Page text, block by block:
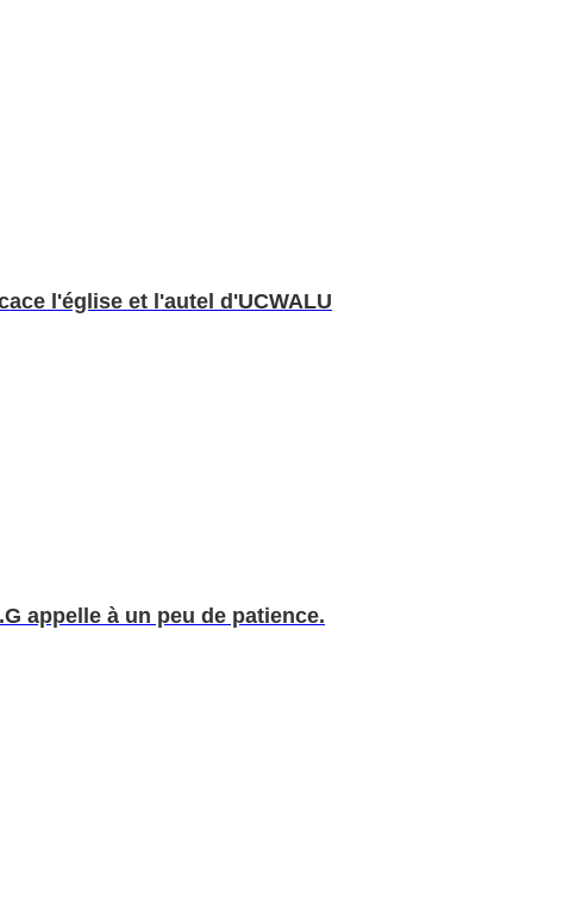
l'église et l'autel d'UCWALU
appelle à un peu de patience.